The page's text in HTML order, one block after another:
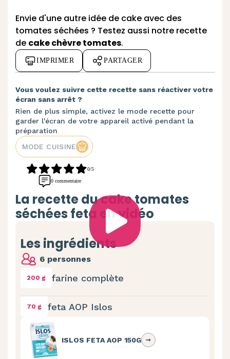
Envie d'une autre idée de cake avec des
tomates séchées ? Testez aussi notre recette
de cake chèvre tomates.
IMPRIMER PARTAGER
Vous voulez suivre cette recette sans réactiver votre
écran sans arrêt ?
Rien de plus simple, activez le mode recette pour
garder l'écran de votre appareil activé pendant la
préparation
MODE CUISINE
0/5
0 commentaire
La recette du cake tomates
séchées feta en vidéo
Les ingrédients
6 personnes
200 g farine complète
70 g feta AOP Islos
ISLOS FETA AOP 150G